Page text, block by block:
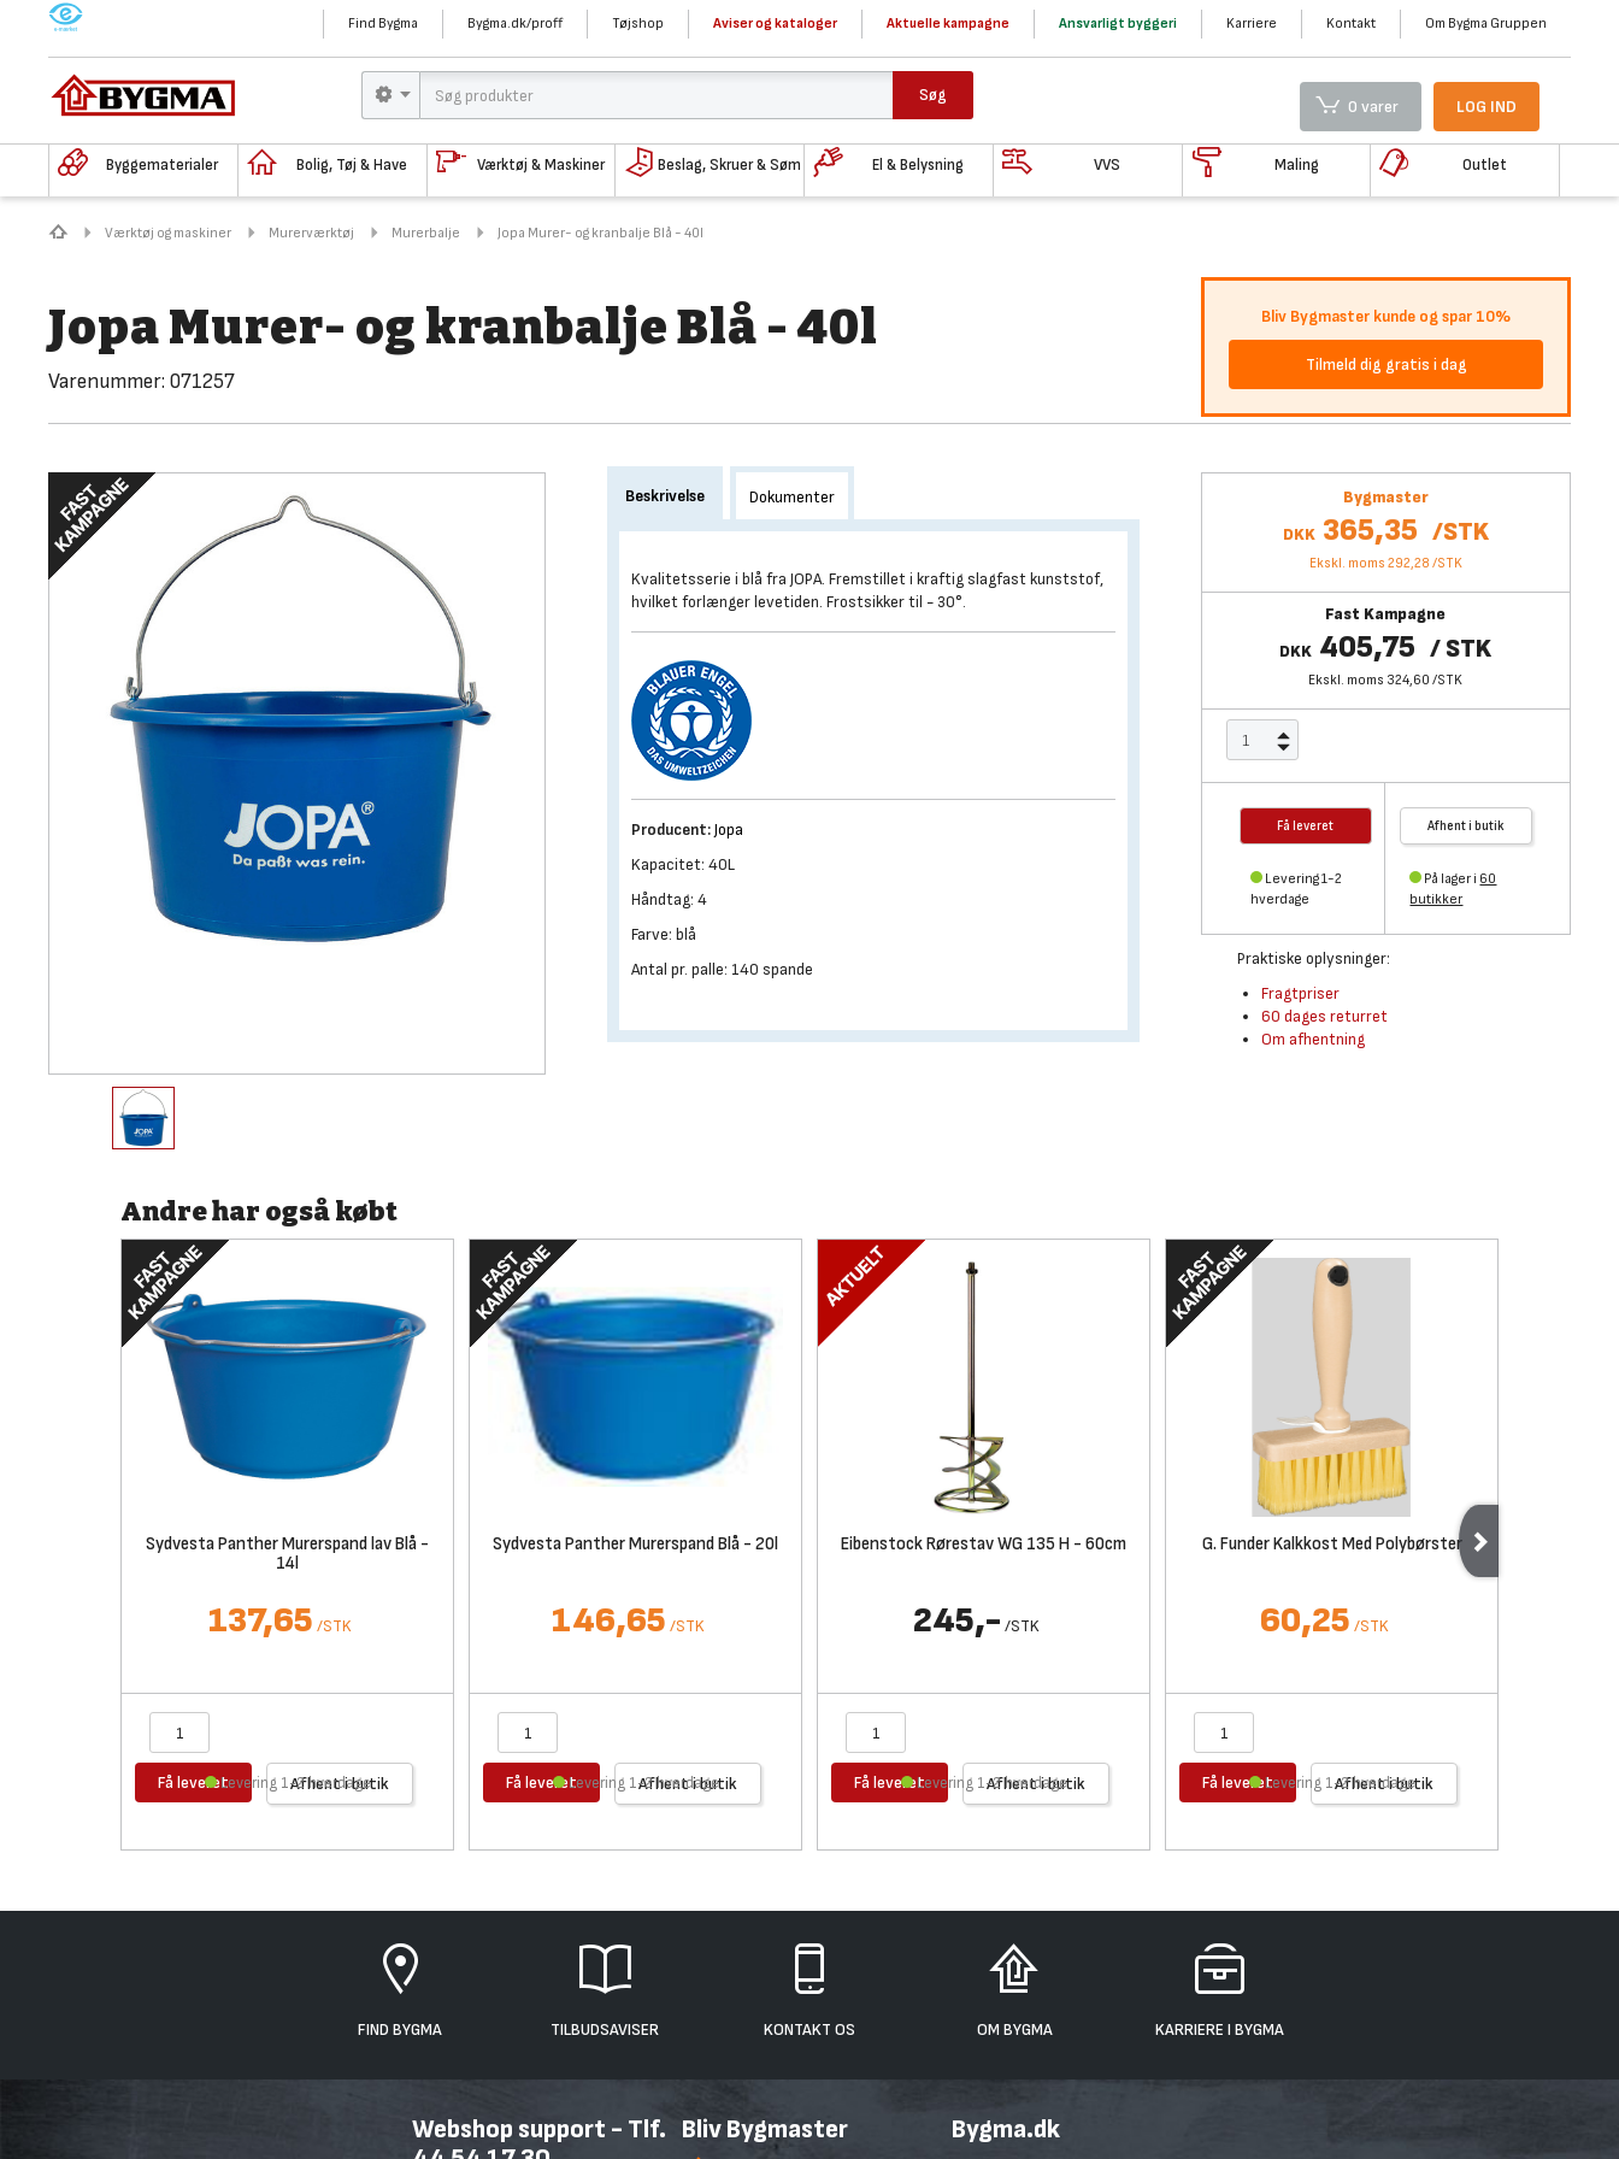
M Find Bygma Bygma.dk/proff Tøjshop Aviser og kataloger Aktuelle kampagne Ansvarligt byggeri Karriere Kontakt Om Bygma Gruppen
Søg
0 varer LOG IND
Byggematerialer Bolig, Tøj & Have Værktøj & Maskiner Beslag, Skruer & Søm El & Belysning VVS Maling Outlet
Værktøj og maskiner Murerværktøj Murerbalje Jopa Murer- og kranbalje Blå - 40l
Jopa Murer- og kranbalje Blå - 40l
Varenummer: 071257
Bliv Bygmaster kunde og spar 10%
Tilmeld dig gratis i dag
Bygmaster
DKK 365,35 /STK
Ekskl. moms 292,28 /STK
Fast Kampagne
DKK 405,75 /STK
Ekskl. moms 324,60 /STK
Få leveret
Levering 1-2
hverdage
Afhent i butik
På lager i 60
butikker
Praktiske oplysninger:
Fragtpriser
60 dages returret
Om afhentning
Beskrivelse Dokumenter
Kvalitetsserie i blå fra JOPA. Fremstillet i kraftig slagfast kunststof,
hvilket forlænger levetiden. Frostsikker til - 30°.
Producent:Jopa
Kapacitet: 40L
Håndtag: 4
Farve: blå
Antal pr. palle: 140 spande
Andre har også købt
Sydvesta Panther Murerspand lav Blå -
14l
137,65 /STK
Få leveret Afhent i butik
Levering 1-2 hverdage
Sydvesta Panther Murerspand Blå - 20l
146,65 /STK
Få leveret Afhent i butik
Levering 1-2 hverdage
Eibenstock Rørestav WG 135 H - 60cm
245,- /STK
Få leveret Afhent i butik
Levering 1-2 hverdage
G. Funder Kalkkost Med Polybørster
60,25 /STK
Få leveret Afhent i butik
Levering 1-2 hverdage
FIND BYGMA TILBUDSAVISER KONTAKT OS OM BYGMA KARRIERE I BYGMA
Webshop support - Tlf. Bliv Bygmaster Bygma.dk